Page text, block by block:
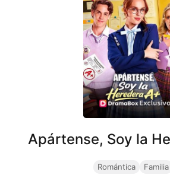
Apártense, Soy la
Romántica Familia